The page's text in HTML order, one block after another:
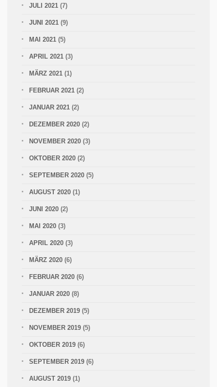
JULI 2021 (7)
JUNI 2021 (9)
MAI 2021 (5)
APRIL 2021 (3)
MÄRZ 2021 (1)
FEBRUAR 2021 (2)
JANUAR 2021 (2)
DEZEMBER 2020 (2)
NOVEMBER 2020 (3)
OKTOBER 2020 (2)
SEPTEMBER 2020 (5)
AUGUST 2020 (1)
JUNI 2020 (2)
MAI 2020 (3)
APRIL 2020 (3)
MÄRZ 2020 (6)
FEBRUAR 2020 (6)
JANUAR 2020 (8)
DEZEMBER 2019 (5)
NOVEMBER 2019 (5)
OKTOBER 2019 (6)
SEPTEMBER 2019 (6)
AUGUST 2019 (1)